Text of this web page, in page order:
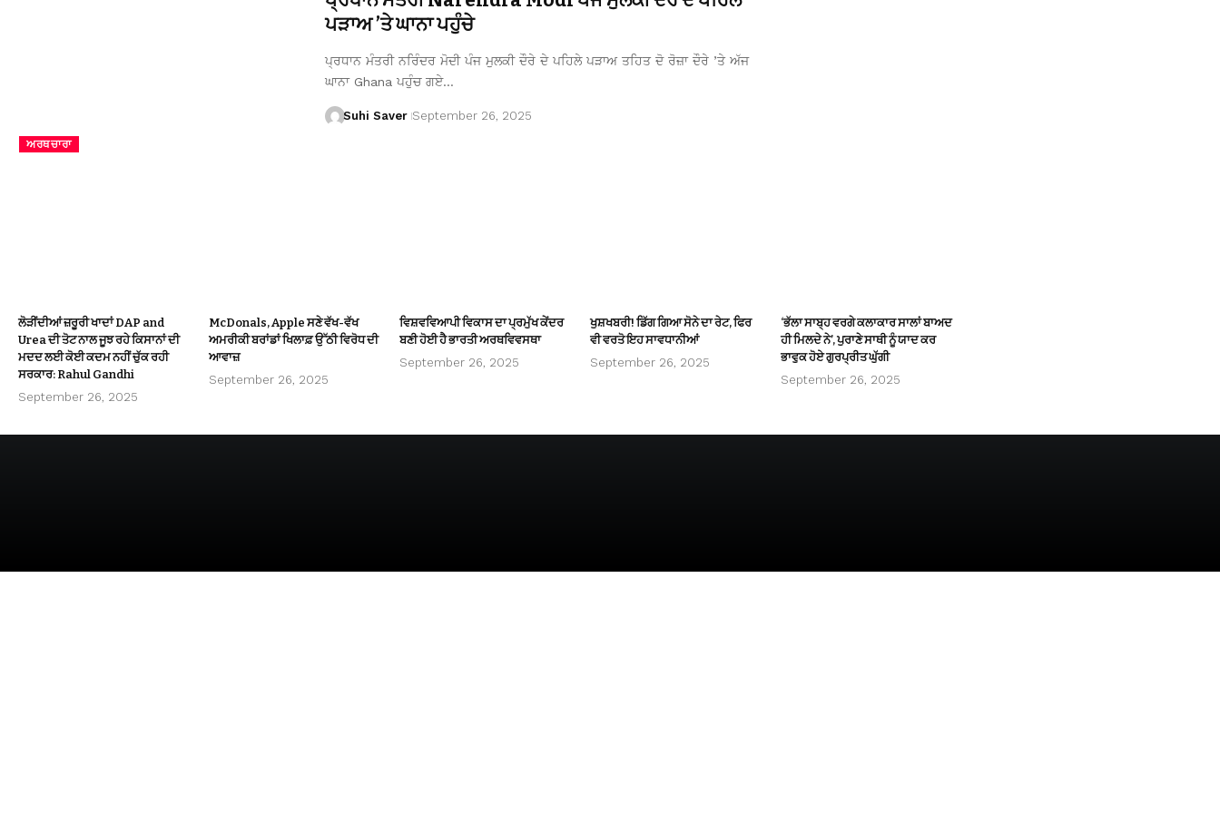
ਅਰਥਚਾਰਾ
ਪੜਾਅ ’ਤੇ ਘਾਨਾ ਪਹੁੰਚੇ
ਪ੍ਰਧਾਨ ਮੰਤਰੀ ਨਰਿੰਦਰ ਮੋਦੀ ਪੰਜ ਮੁਲਕੀ ਦੌਰੇ ਦੇ ਪਹਿਲੇ ਪੜਾਅ ਤਹਿਤ ਦੋ ਰੋਜ਼ਾ ਦੌਰੇ ’ਤੇ ਅੱਜ
ਘਾਨਾ Ghana ਪਹੁੰਚ ਗਏ…
Suhi Saver September 26, 2025
ਲੋੜੀਂਦੀਆਂ ਜ਼ਰੂਰੀ ਖਾਦਾਂ DAP and
Urea ਦੀ ਤੋਟ ਨਾਲ ਜੂਝ ਰਹੇ ਕਿਸਾਨਾਂ ਦੀ
ਮਦਦ ਲਈ ਕੋਈ ਕਦਮ ਨਹੀਂ ਚੁੱਕ ਰਹੀ
ਸਰਕਾਰ: Rahul Gandhi
September 26, 2025
McDonals, Apple ਸਣੇ ਵੱਖ-ਵੱਖ
ਅਮਰੀਕੀ ਬਰਾਂਡਾਂ ਖਿਲਾਫ਼ ਉੱਠੀ ਵਿਰੋਧ ਦੀ
ਆਵਾਜ਼
September 26, 2025
ਵਿਸ਼ਵਵਿਆਪੀ ਵਿਕਾਸ ਦਾ ਪ੍ਰਮੁੱਖ ਕੇਂਦਰ
ਬਣੀ ਹੋਈ ਹੈ ਭਾਰਤੀ ਅਰਥਵਿਵਸਥਾ
September 26, 2025
ਖੁਸ਼ਖਬਰੀ! ਡਿੱਗ ਗਿਆ ਸੋਨੇ ਦਾ ਰੇਟ, ਫਿਰ
ਵੀ ਵਰਤੋ ਇਹ ਸਾਵਧਾਨੀਆਂ
September 26, 2025
‘ਭੱਲਾ ਸਾਬ੍ਹ ਵਰਗੇ ਕਲਾਕਾਰ ਸਾਲਾਂ ਬਾਅਦ
ਹੀ ਮਿਲਦੇ ਨੇ’, ਪੁਰਾਣੇ ਸਾਥੀ ਨੂੰ ਯਾਦ ਕਰ
ਭਾਵੁਕ ਹੋਏ ਗੁਰਪ੍ਰੀਤ ਘੁੱਗੀ
September 26, 2025